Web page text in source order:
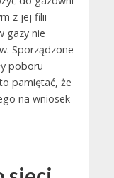
z jej filii
gazy nie
Sporządzone
poboru
pamiętać, że
na wniosek